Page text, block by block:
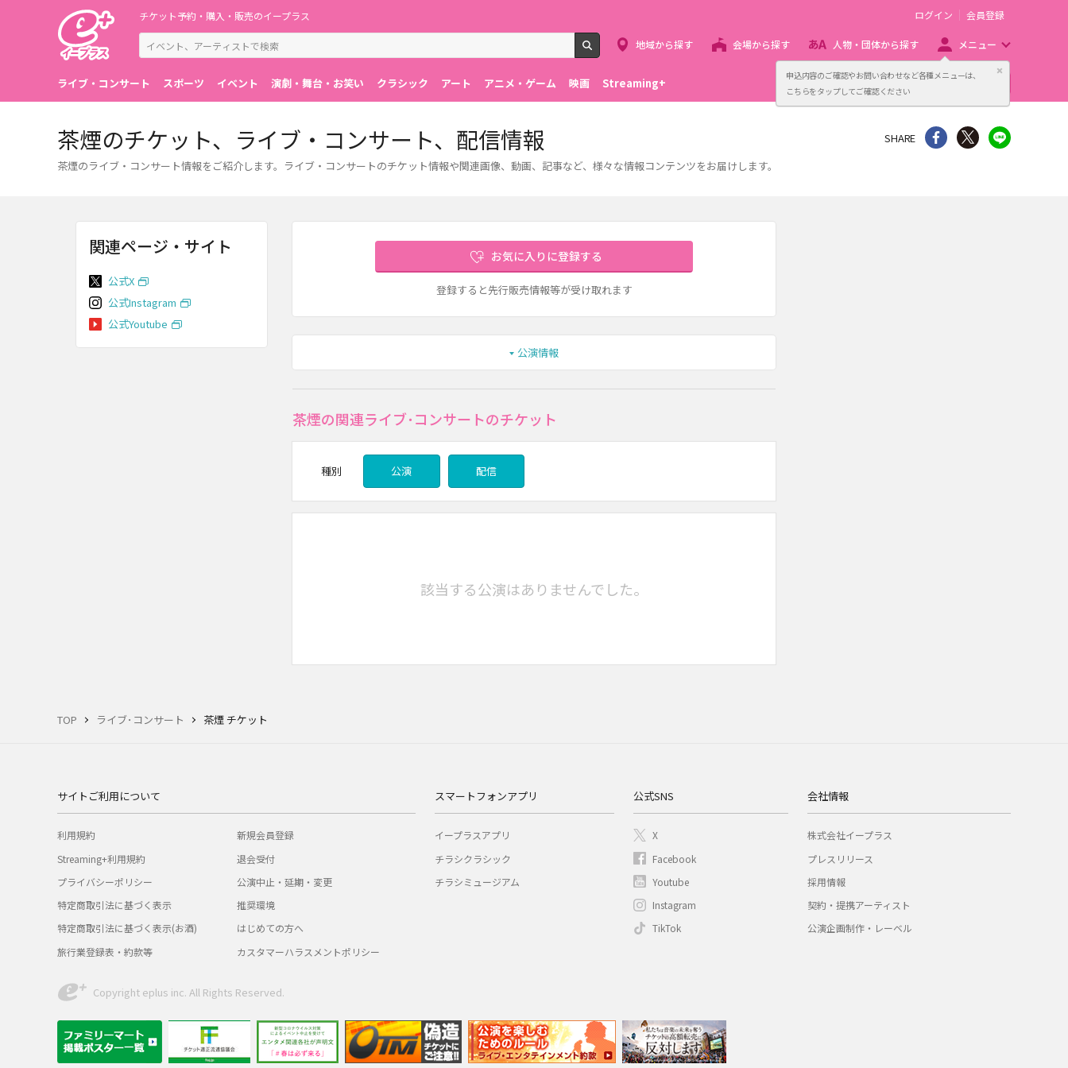
申込内容のご確認やお問い合わせなど各種メニューは、
こちらをタップしてご確認ください
閉じる
チケット予約・購入・販売のイープラス
検索
ログイン 会員登録
地域から探す 会場から探す 人物・団体から探す メニュー
ライブ・コンサート スポーツ イベント 演劇・舞台・お笑い クラシック アート アニメ・ゲーム 映画 Streaming+ 主催者向け販売サービス
TOP ライブ･コンサート 茶煙 チケット
茶煙のチケット、ライブ・コンサート、配信情報
茶煙のライブ・コンサート情報をご紹介します。ライブ・コンサートのチケット情報や関連画像、動画、記事など、様々な情報コンテンツをお届けします。
SHARE シェア Twitter
お気に入りに登録する
登録すると先行販売情報等が受け取れます
公演情報
茶煙の関連ライブ･コンサートのチケット
種別 公演 配信
該当する公演はありませんでした。
関連ページ・サイト
公式X
公式Instagram
公式Youtube
サイトご利用について
利用規約
Streaming+利用規約
プライバシーポリシー
特定商取引法に基づく表示
特定商取引法に基づく表示(お酒)
旅行業登録表・約款等
新規会員登録
退会受付
公演中止・延期・変更
推奨環境
はじめての方へ
カスタマーハラスメントポリシー
スマートフォンアプリ
イープラスアプリ
チラシクラシック
チラシミュージアム
公式SNS
X
Facebook
Youtube
Instagram
TikTok
会社情報
株式会社イープラス
プレスリリース
採用情報
契約・提携アーティスト
公演企画制作・レーベル
Copyright eplus inc. All Rights Reserved.